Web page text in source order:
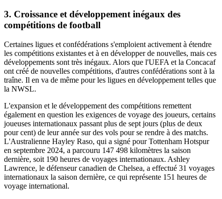
3. Croissance et développement inégaux des
compétitions de football
Certaines ligues et confédérations s'emploient activement à étendre
les compétitions existantes et à en développer de nouvelles, mais ces
développements sont très inégaux. Alors que l'UEFA et la Concacaf
ont créé de nouvelles compétitions, d'autres confédérations sont à la
traîne. Il en va de même pour les ligues en développement telles que
la NWSL.
L'expansion et le développement des compétitions remettent
également en question les exigences de voyage des joueurs, certains
joueuses internationaux passant plus de sept jours (plus de deux
pour cent) de leur année sur des vols pour se rendre à des matchs.
L'Australienne Hayley Raso, qui a signé pour Tottenham Hotspur
en septembre 2024, a parcouru 147 498 kilomètres la saison
dernière, soit 190 heures de voyages internationaux. Ashley
Lawrence, le défenseur canadien de Chelsea, a effectué 31 voyages
internationaux la saison dernière, ce qui représente 151 heures de
voyage international.